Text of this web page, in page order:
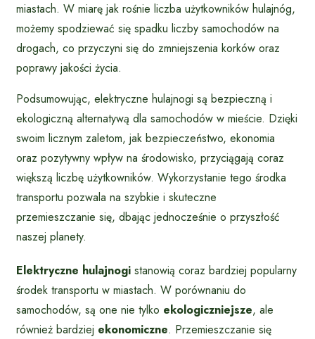
miastach. W miarę jak rośnie liczba użytkowników hulajnóg,
możemy spodziewać się spadku liczby samochodów na
drogach, co przyczyni się do zmniejszenia korków oraz
poprawy jakości życia.
Podsumowując, elektryczne hulajnogi są bezpieczną i
ekologiczną alternatywą dla samochodów w mieście. Dzięki
swoim licznym zaletom, jak bezpieczeństwo, ekonomia
oraz pozytywny wpływ na środowisko, przyciągają coraz
większą liczbę użytkowników. Wykorzystanie tego środka
transportu pozwala na szybkie i skuteczne
przemieszczanie się, dbając jednocześnie o przyszłość
naszej planety.
Elektryczne hulajnogi stanowią coraz bardziej popularny
środek transportu w miastach. W porównaniu do
samochodów, są one nie tylko ekologiczniejsze, ale
również bardziej ekonomiczne. Przemieszczanie się